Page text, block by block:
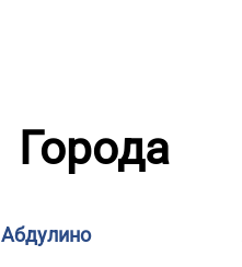
Города
Абдулино